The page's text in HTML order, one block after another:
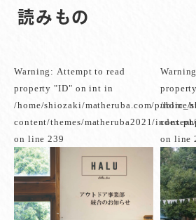
読みもの
Warning: Attempt to read
property "ID" on int in
/home/shiozaki/matheruba.com/
content/themes/matheruba2021/
on line239
Warning
/home/
on line